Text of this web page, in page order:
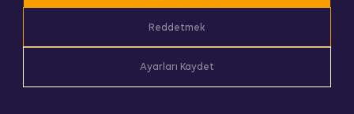
güvenilir çözümler sunuyoruz.
Aydınlatma çözümleriyle tanınan firmamız, yılların getirdiği
deneyimimodern tasarımlarlabirleştiriyor.
Reddetmek
Ayarları Kaydet